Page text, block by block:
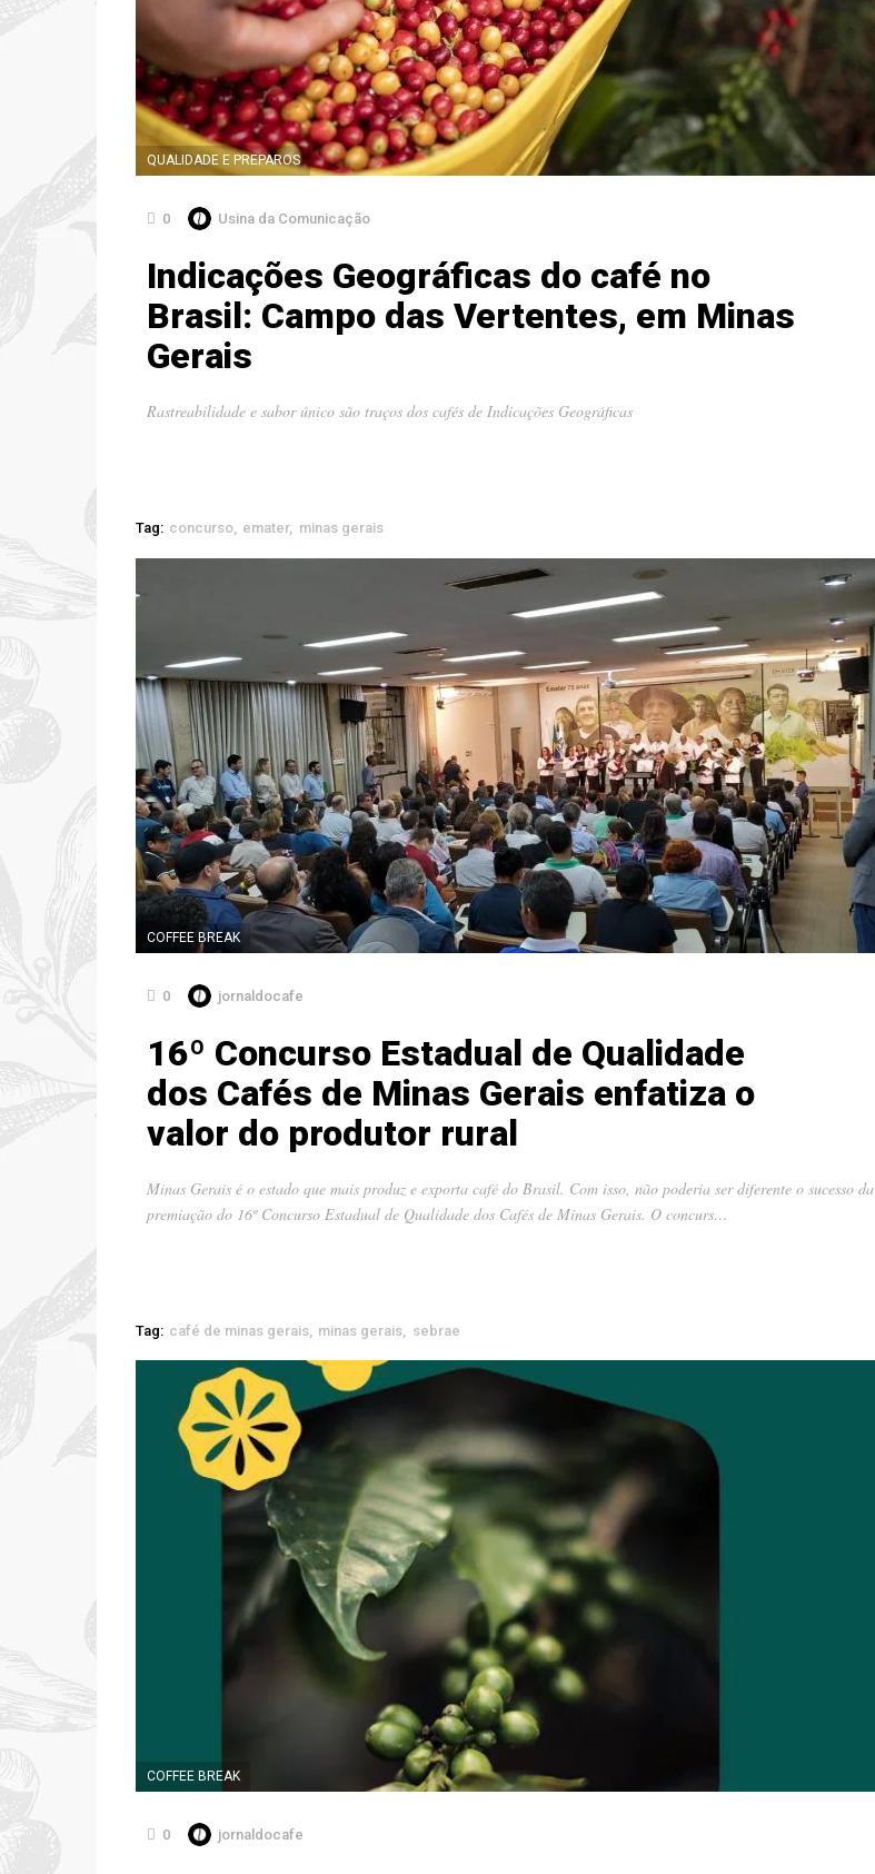
QUALIDADE E PREPAROS
0 Usina da Comunicação
Indicações Geográficas do café no
Brasil: Campo das Vertentes, em Minas
Gerais
Rastreabilidade e sabor único são traços dos cafés de Indicações Geográficas
Tag: concurso emater minas gerais
COFFEE BREAK
0 jornaldocafe
16º Concurso Estadual de Qualidade
dos Cafés de Minas Gerais enfatiza o
valor do produtor rural
Minas Gerais é o estado que mais produz e exporta café do Brasil. Com isso, não poderia ser diferente o sucesso da
premiação do 16º Concurso Estadual de Qualidade dos Cafés de Minas Gerais. O concurs…
Tag: café de minas gerais minas gerais sebrae
COFFEE BREAK
0 jornaldocafe